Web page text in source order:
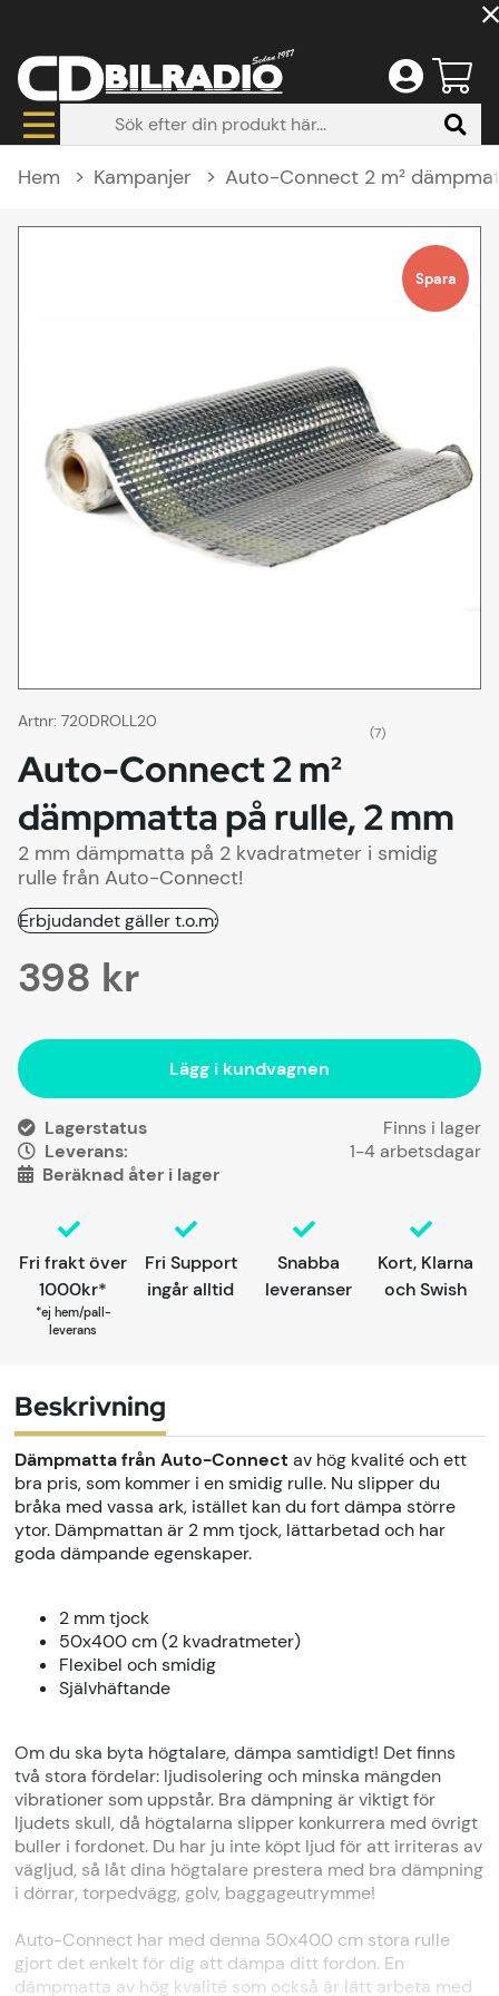
Hem Kampanjer Auto-Connect 2 m²
Spara
Artnr: 720DROLL20
(7)
Auto-Connect 2 m²
dämpmatta på rulle, 2 mm
2 mm dämpmatta på 2 kvadratmeter i smidig
rulle från Auto-Connect!
Erbjudandet gäller t.o.m:
398 kr
Lägg i kundvagnen
Lagerstatus
Leverans:
1-4 arbetsdagar
Beräknad åter i lager
Fri frakt över
1000kr*
*ej hem/pall-
leverans
Fri Support
ingår alltid
Snabba
leveranser
Kort, Klarna
och Swish
Beskrivning
Dämpmatta från Auto-Connect av hög kvalité och ett
bra pris, som kommer i en smidig rulle. Nu slipper du
bråka med vassa ark, istället kan du fort dämpa större
ytor. Dämpmattan är 2 mm tjock, lättarbetad och har
goda dämpande egenskaper.
2 mm tjock
50x400 cm (2 kvadratmeter)
Flexibel och smidig
Självhäftande
Om du ska byta högtalare, dämpa samtidigt! Det finns
två stora fördelar: ljudisolering och minska mängden
vibrationer som uppstår. Bra dämpning är viktigt för
ljudets skull, då högtalarna slipper konkurrera med övrigt
buller i fordonet. Du har ju inte köpt ljud för att irriteras av
vägljud, så låt dina högtalare prestera med bra dämpning
i dörrar, torpedvägg, golv, baggageutrymme!
Auto-Connect har med denna 50x400 cm stora rulle
gjort det enkelt för dig att dämpa ditt fordon. En
dämpmatta av hög kvalité som också är lätt arbeta med